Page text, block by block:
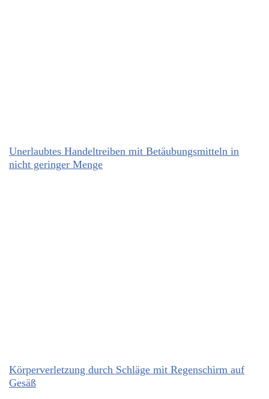
Unerlaubtes Handeltreiben mit Betäubungsmitteln in
nicht geringer Menge
Körperverletzung durch Schläge mit Regenschirm auf
Gesäß